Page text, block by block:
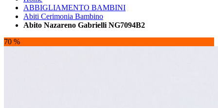
ABBIGLIAMENTO BAMBINI
Abiti Cerimonia Bambino
Abito Nazareno Gabrielli NG7094B2
70 %